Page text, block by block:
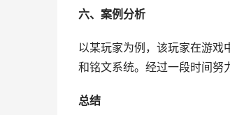
六、案例分析
以某玩家为例，该玩家在游戏
和铭文系统。经过一段时间努
总结